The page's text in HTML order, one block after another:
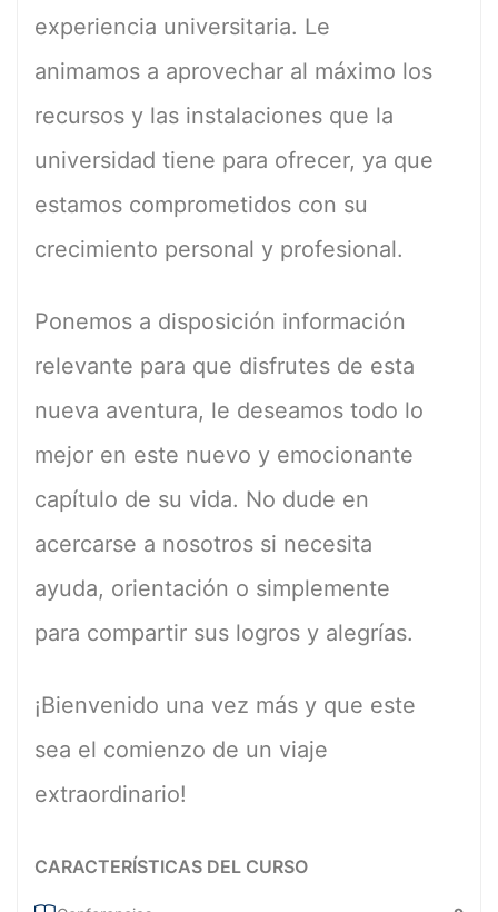
experiencia universitaria. Le
animamos a aprovechar al máximo los
recursos y las instalaciones que la
universidad tiene para ofrecer, ya que
estamos comprometidos con su
crecimiento personal y profesional.
Ponemos a disposición información
relevante para que disfrutes de esta
nueva aventura, le deseamos todo lo
mejor en este nuevo y emocionante
capítulo de su vida. No dude en
acercarse a nosotros si necesita
ayuda, orientación o simplemente
para compartir sus logros y alegrías.
¡Bienvenido una vez más y que este
sea el comienzo de un viaje
extraordinario!
CARACTERÍSTICAS DEL CURSO